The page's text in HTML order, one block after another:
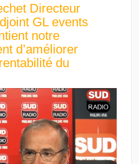
Directeur
GL events
notre
d’améliorer
du